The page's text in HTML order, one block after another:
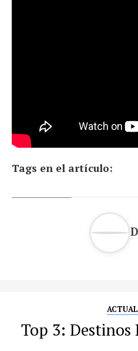
Tags en el artículo:
Top 3: Destinos